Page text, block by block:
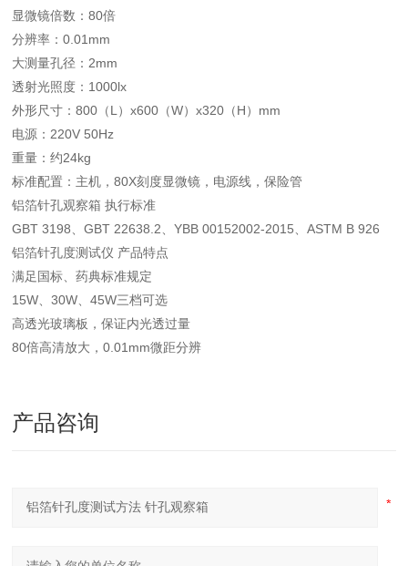
显微镜倍数：80倍
分辨率：0.01mm
大测量孔径：2mm
透射光照度：1000lx
外形尺寸：800（L）x600（W）x320（H）mm
电源：220V 50Hz
重量：约24kg
标准配置：主机，80X刻度显微镜，电源线，保险管
铝箔针孔观察箱 执行标准
GBT 3198、GBT 22638.2、YBB 00152002-2015、ASTM B 926
铝箔针孔度测试仪 产品特点
满足国标、药典标准规定
15W、30W、45W三档可选
高透光玻璃板，保证内光透过量
80倍高清放大，0.01mm微距分辨
产品咨询